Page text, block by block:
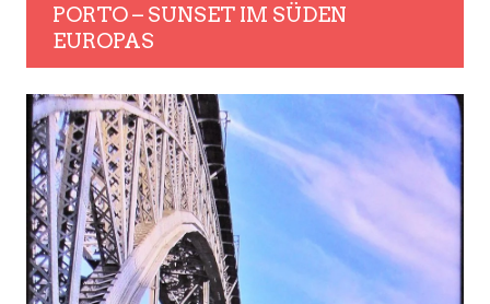
PORTO – SUNSET IM SÜDEN
EUROPAS